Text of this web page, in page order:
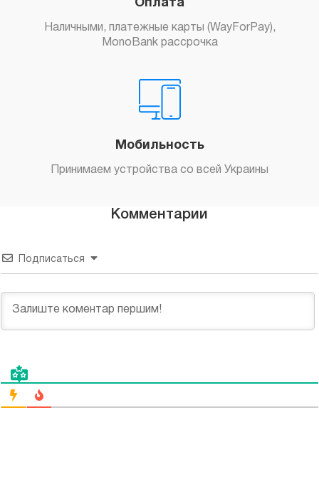
Оплата
Наличными, платежные карты (WayForPay),
MonoBank рассрочка
Мобильность
Принимаем устройства со всей Украины
Комментарии
Подписаться